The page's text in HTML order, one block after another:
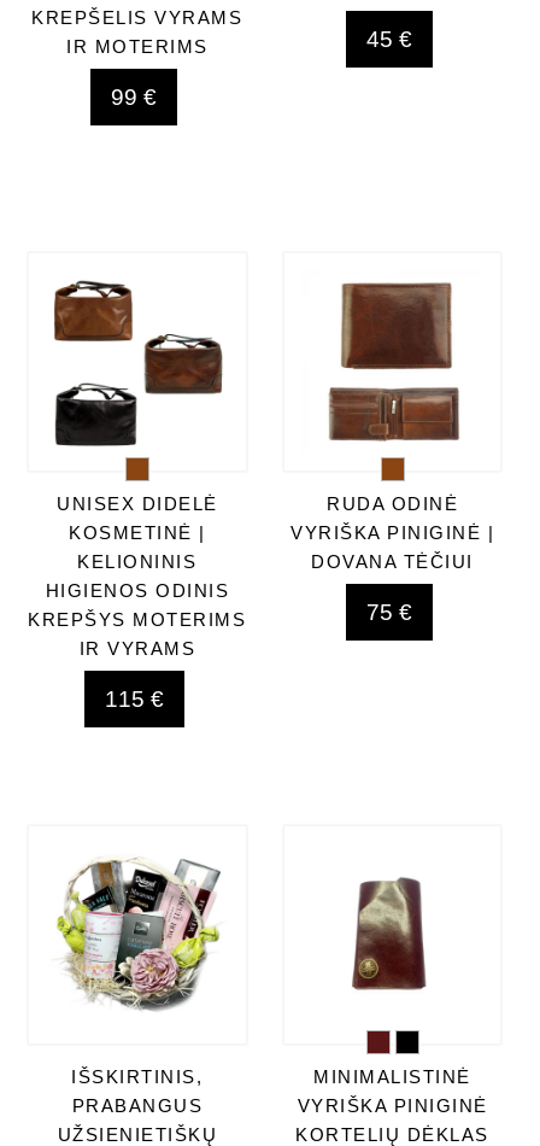
KREPŠELIS VYRAMS
IR MOTERIMS
99 €
45 €
UNISEX DIDELĖ
KOSMETINĖ |
KELIONINIS
HIGIENOS ODINIS
KREPŠYS MOTERIMS
IR VYRAMS
115 €
RUDA ODINĖ
VYRIŠKA PINIGINĖ |
DOVANA TĖČIUI
75 €
IŠSKIRTINIS,
PRABANGUS
UŽSIENIETIŠKŲ
MINIMALISTINĖ
VYRIŠKA PINIGINĖ
KORTELIŲ DĖKLAS